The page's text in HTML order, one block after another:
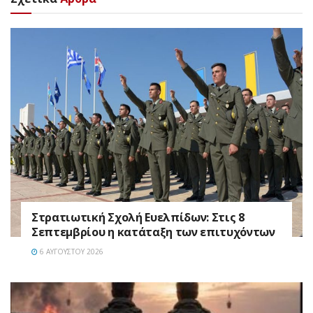
Στρατιωτική Σχολή Ευελπίδων: Στις 8
Σεπτεμβρίου η κατάταξη των επιτυχόντων
6 ΑΥΓΟΎΣΤΟΥ 2026